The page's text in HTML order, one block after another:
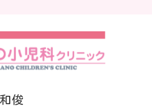
俊